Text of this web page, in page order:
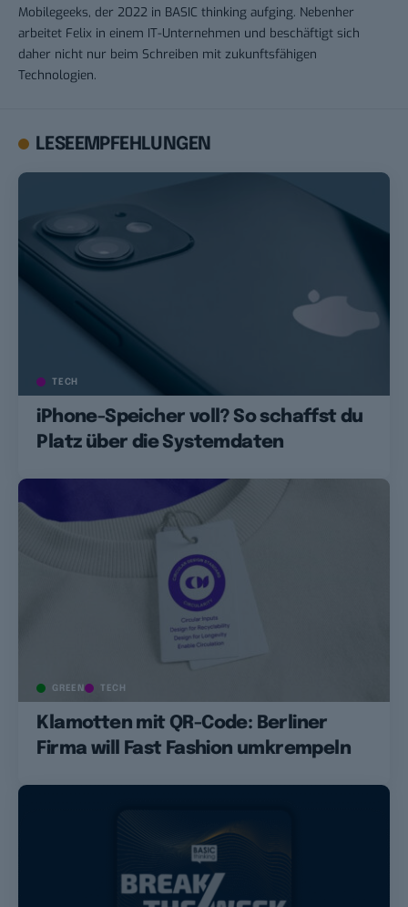
Mobilegeeks, der 2022 in BASIC thinking aufging. Nebenher
arbeitet Felix in einem IT-Unternehmen und beschäftigt sich
daher nicht nur beim Schreiben mit zukunftsfähigen
Technologien.
LESEEMPFEHLUNGEN
TECH
iPhone-Speicher voll? So schaffst du
Platz über die Systemdaten
GREEN TECH
Klamotten mit QR-Code: Berliner
Firma will Fast Fashion umkrempeln